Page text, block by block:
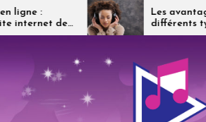
Skip
to
Les avantages de l’écoute de
différents types de musique